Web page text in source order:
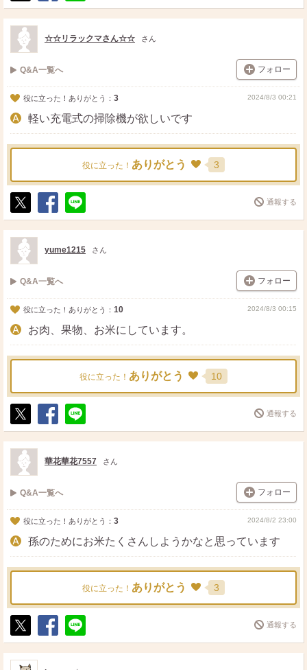
ポ
ス
ト
シ
ェ
送
る
☆☆リラックマさん☆☆ さん
Q&A一覧へ フォロー
役に立った！ありがとう： 3 2024/8/3 00:21
軽い充電式の掃除機が欲しいです
役に立った！ ありがとう 3
ポ
ス
ト
シ
ェ
送
る
通報する
yume1215 さん
Q&A一覧へ フォロー
役に立った！ありがとう： 10 2024/8/3 00:15
お肉、果物、お米にしています。
役に立った！ ありがとう 10
ポ
ス
ト
シ
ェ
送
る
通報する
華花華花7557 さん
Q&A一覧へ フォロー
役に立った！ありがとう： 3 2024/8/2 23:00
孫のためにお米たくさんしようかなと思っています
役に立った！ ありがとう 3
ポ
ス
ト
シ
ェ
送
る
通報する